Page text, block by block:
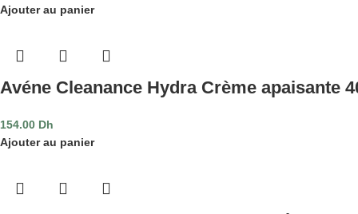
Ajouter au panier
Avéne Cleanance Hydra Crème apaisante
154.00 Dh
Ajouter au panier